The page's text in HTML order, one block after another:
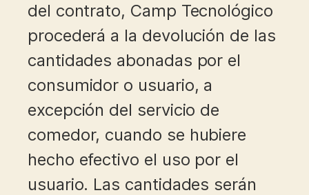
del contrato, Camp Tecnológico
procederá a la devolución de las
cantidades abonadas por el
consumidor o usuario, a
excepción del servicio de
comedor, cuando se hubiere
hecho efectivo el uso por el
usuario. Las cantidades serán